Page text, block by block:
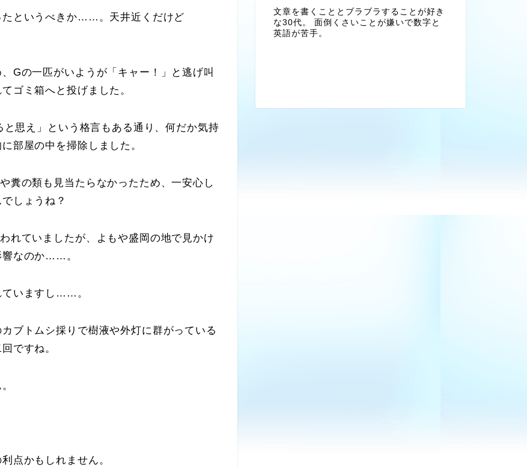
というべきか……。天井近くだけど
Gの一匹がいようが「キャー！」と逃げ叫
ゴミ箱へと投げました。
思え」という格言もある通り、何だか気持
部屋の中を掃除しました。
糞の類も見当たらなかったため、一安心し
しょうね？
れていましたが、よもや盛岡の地で見かけ
なのか……。
ていますし……。
ブトムシ採りで樹液や外灯に群がっている
ですね。
点かもしれません。
文章を書くこととブラブラすることが好き
な30代。 面倒くさいことが嫌いで数字と
英語が苦手。